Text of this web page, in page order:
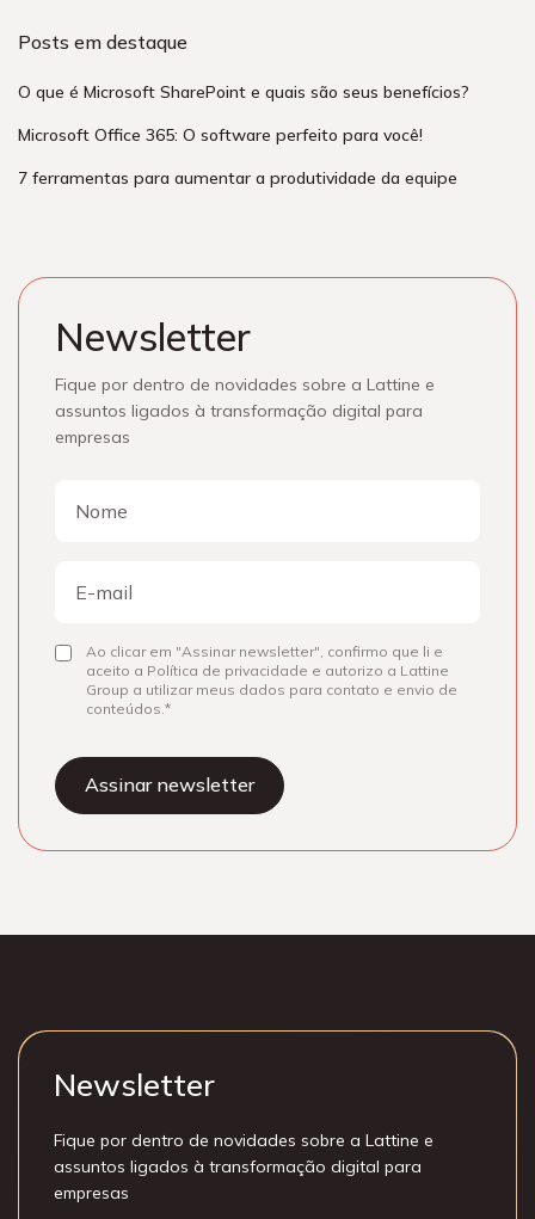
Posts em destaque
O que é Microsoft SharePoint e quais são seus benefícios?
Microsoft Office 365: O software perfeito para você!
7 ferramentas para aumentar a produtividade da equipe
Newsletter
Fique por dentro de novidades sobre a Lattine e
assuntos ligados à transformação digital para
empresas
mail
ConsentirAo clicar em "Assinar newsletter", confirmo que li e
aceito a Política de privacidade e autorizo a Lattine
Group a utilizar meus dados para contato e envio de
conteúdos.
Newsletter
Fique por dentro de novidades sobre a Lattine e
assuntos ligados à transformação digital para
empresas